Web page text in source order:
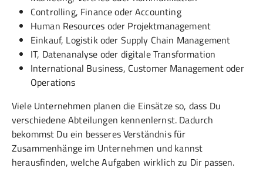
Controlling, Finance oder Accounting
Human Resources oder Projektmanagement
Einkauf, Logistik oder Supply Chain Management
IT, Datenanalyse oder digitale Transformation
International Business, Customer Management oder
Operations
Viele Unternehmen planen die Einsätze so, dass Du
verschiedene Abteilungen kennenlernst. Dadurch
bekommst Du ein besseres Verständnis für
Zusammenhänge im Unternehmen und kannst
herausfinden, welche Aufgaben wirklich zu Dir passen.